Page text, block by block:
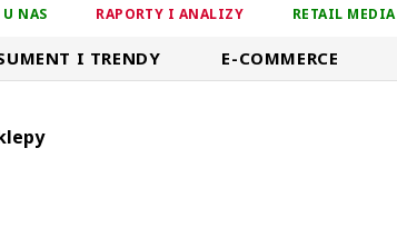
NAS RAPORTY I ANALIZY RETAIL MEDIA
I TRENDY E-COMMERCE